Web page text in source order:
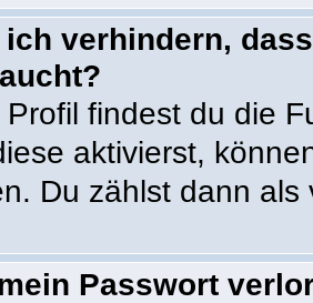
verhindern,
Profil findest du die
aktivierst,
Du zählst dann als
Passwort